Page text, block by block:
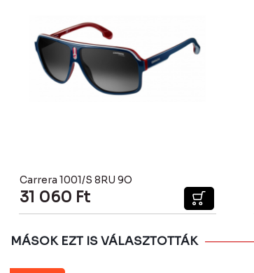
Carrera 1001/S 8RU 9O
31 060 Ft
MÁSOK EZT IS VÁLASZTOTTÁK